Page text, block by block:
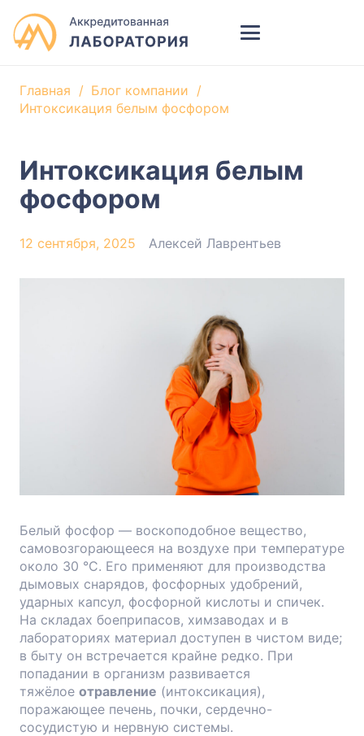
Главная / Блог компании /
Интоксикация белым фосфором
Интоксикация белым
фосфором
12 сентября, 2025 Алексей Лаврентьев
Белый фосфор — воскоподобное вещество,
самовозгорающееся на воздухе при температуре
около 30 °C. Его применяют для производства
дымовых снарядов, фосфорных удобрений,
ударных капсул, фосфорной кислоты и спичек.
На складах боеприпасов, химзаводах и в
лабораториях материал доступен в чистом виде;
в быту он встречается крайне редко. При
попадании в организм развивается
тяжёлое отравление (интоксикация),
поражающее печень, почки, сердечно-
сосудистую и нервную системы.